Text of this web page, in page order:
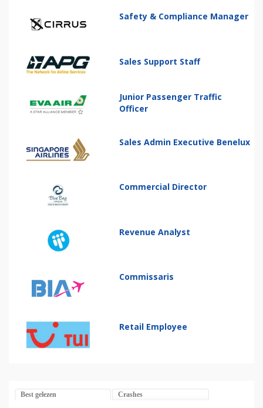
Safety & Compliance Manager
Sales Support Staff
Junior Passenger Traffic
Officer
Sales Admin Executive Benelux
Commercial Director
Revenue Analyst
Commissaris
Retail Employee
Best gelezen Crashes